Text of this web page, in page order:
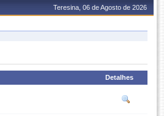
Teresina, 06 de Agosto de 2026
Detalhes